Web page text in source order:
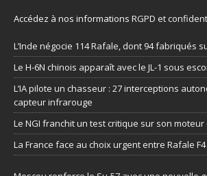
Accédez à nos informations RGPD et
L’Inde négocie 114 Rafale, dont 94 fabriqués
Le H-6N chinois apparaît avec le JL-1 sous
L’IA pilote un chasseur : 27 interceptions
capteur infrarouge
Le NGI franchit un test critique sur son
La France face au choix urgent entre Rafale F4